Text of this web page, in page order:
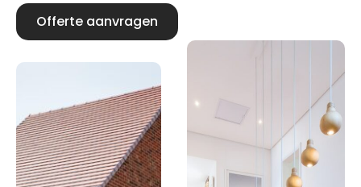
Offerte aanvragen